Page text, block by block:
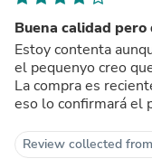
Buena calidad pero
Estoy contenta
el pequenyo creo
La compra es
eso lo confirmará el
Review collected